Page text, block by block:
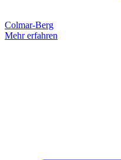
Colmar-Berg
Mehr erfahren